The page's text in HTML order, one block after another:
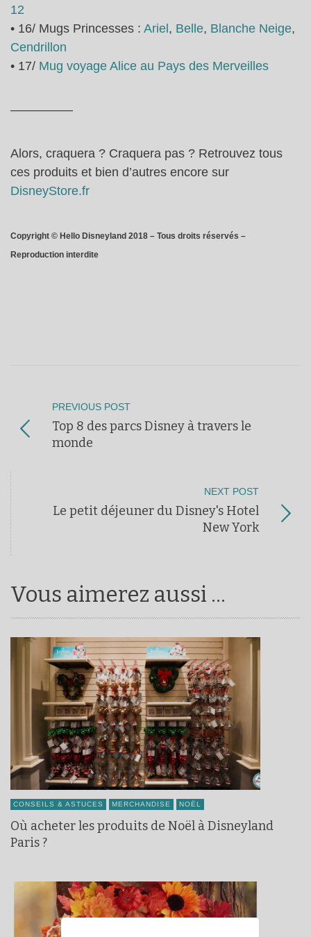
12
• 16/ Mugs Princesses : Ariel , Belle, Blanche Neige,
Cendrillon
• 17/ Mug voyage Alice au Pays des Merveilles
—————
Alors, craquera ? Craquera pas ? Retrouvez tous
ces produits et bien d’autres encore sur
DisneyStore.fr
Copyright © Hello Disneyland 2018 – Tous droits réservés –
Reproduction interdite
PREVIOUS POST
Top 8 des parcs Disney à travers le
monde
NEXT POST
Le petit déjeuner du Disney's Hotel
New York
Vous aimerez aussi ...
CONSEILS & ASTUCES MERCHANDISE NOËL
Où acheter les produits de Noël à Disneyland
Paris ?